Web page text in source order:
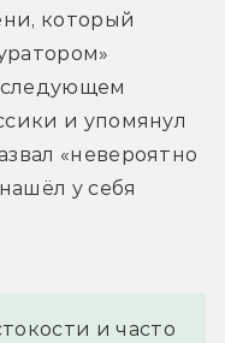
который
следующем
и упомянул
«невероятно
у себя
и часто